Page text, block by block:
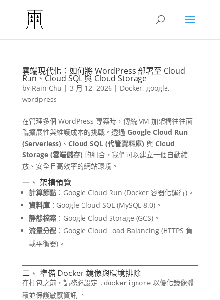
雲端現代化：如何將 WordPress 部署至 Cloud
Run、Cloud SQL 與 Cloud Storage
by Rain Chu | 3 月 12, 2026| Docker, google,
wordpress
在管理多個 WordPress 專案時，傳統 VM 加架構往往面
臨擴展性與維護成本的挑戰。透過 Google Cloud Run
(Serverless) 、 Cloud SQL (代管資料庫) 與 Cloud
Storage (雲端儲存) 的組合，我們可以建立一個自動縮
放、安全且高效率的網站環境。
一、 架構預覽
計算節點：Google Cloud Run (Docker 容器化運行)。
資料庫：Google Cloud SQL (MySQL 8.0)。
靜態檔案：Google Cloud Storage (GCS)。
流量分配：Google Cloud Load Balancing (HTTPS 負
載平衡器)。
二、 準備 Docker 鏡像與環境排除
在打包之前，請務必設定 .dockerignore以優化鏡像體
積並保護敏感資訊 。